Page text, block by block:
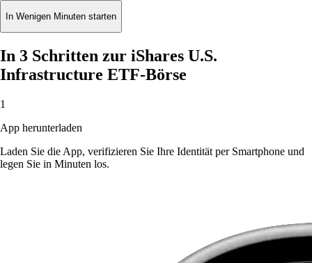
In Wenigen Minuten starten
In 3 Schritten zur iShares U.S.
Infrastructure ETF-Börse
1
App herunterladen
Laden Sie die App, verifizieren Sie Ihre Identität per Smartphone und
legen Sie in Minuten los.